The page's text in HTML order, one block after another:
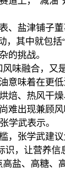
盐津铺子董
，其中就包括
的挑战。
味融合，又
意味着在更
焙、热风干
难出现兼顾
学武表示。
张学武建议
识，让营养信
盐、高糖、